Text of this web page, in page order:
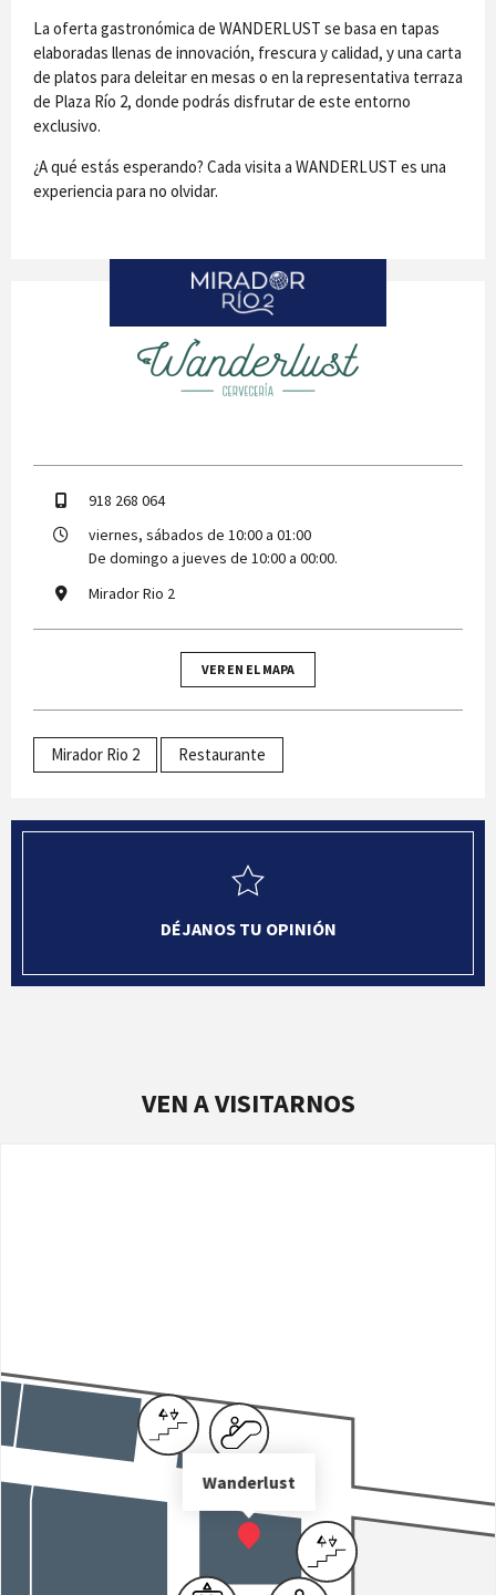
La oferta gastronómica de WANDERLUST se basa en tapas
elaboradas llenas de innovación, frescura y calidad, y una carta
de platos para deleitar en mesas o en la representativa terraza
de Plaza Río 2, donde podrás disfrutar de este entorno
exclusivo.
¿A qué estás esperando? Cada visita a WANDERLUST es una
experiencia para no olvidar.
Wanderlust
918 268 064
viernes, sábados de 10:00 a 01:00
De domingo a jueves de 10:00 a 00:00.
Mirador Rio 2
VER EN EL MAPA
Mirador Rio 2 Restaurante
DÉJANOS TU OPINIÓN
VEN A VISITARNOS
Wanderlust